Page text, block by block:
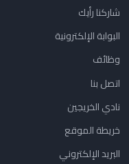
شاركنا رأيك
البوابة الإلكترونية
وظائف
اتصل بنا
نادي الخريجين
خريطة الموقع
البريد الإلكتروني